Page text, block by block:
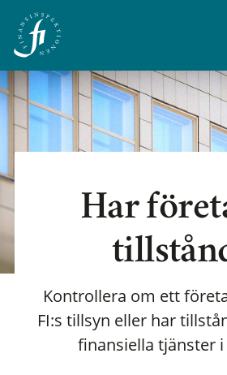
Har
Kontrollera om ett
FI:s tillsyn eller har
finansiella tjänster i